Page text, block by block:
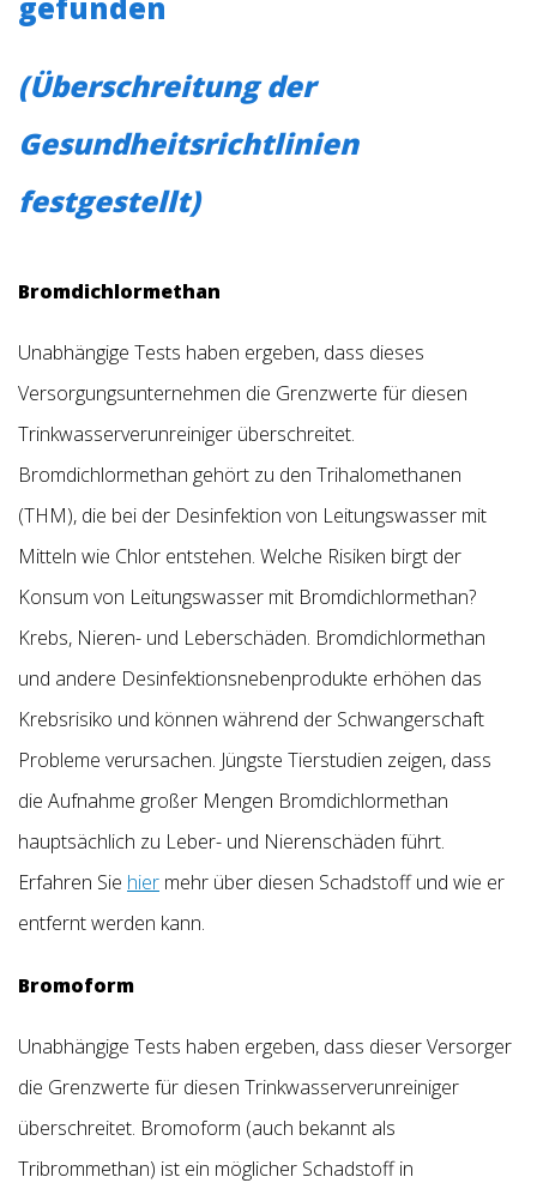
(Überschreitung der
Gesundheitsrichtlinien
festgestellt)
Bromdichlormethan
Unabhängige Tests haben ergeben, dass dieses
Versorgungsunternehmen die Grenzwerte für diesen
Trinkwasserverunreiniger überschreitet.
Bromdichlormethan gehört zu den Trihalomethanen
(THM), die bei der Desinfektion von Leitungswasser mit
Mitteln wie Chlor entstehen. Welche Risiken birgt der
Konsum von Leitungswasser mit Bromdichlormethan?
Krebs, Nieren- und Leberschäden. Bromdichlormethan
und andere Desinfektionsnebenprodukte erhöhen das
Krebsrisiko und können während der Schwangerschaft
Probleme verursachen. Jüngste Tierstudien zeigen, dass
die Aufnahme großer Mengen Bromdichlormethan
hauptsächlich zu Leber- und Nierenschäden führt.
Erfahren Sie hier mehr über diesen Schadstoff und wie er
entfernt werden kann.
Bromoform
Unabhängige Tests haben ergeben, dass dieser Versorger
die Grenzwerte für diesen Trinkwasserverunreiniger
überschreitet. Bromoform (auch bekannt als
Tribrommethan) ist ein möglicher Schadstoff in